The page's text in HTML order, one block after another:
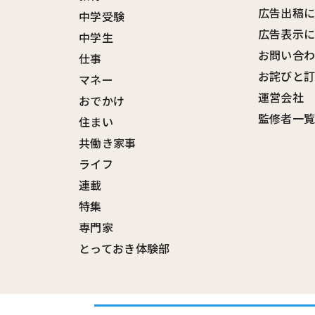
中学受験
中学生
仕事
マネー
おでかけ
住まい
共働き家事
ライフ
連載
特集
専門家
とっておき体験部
広告出稿
広告表示
お問い合
お詫びと
運営会社
監修者一覧